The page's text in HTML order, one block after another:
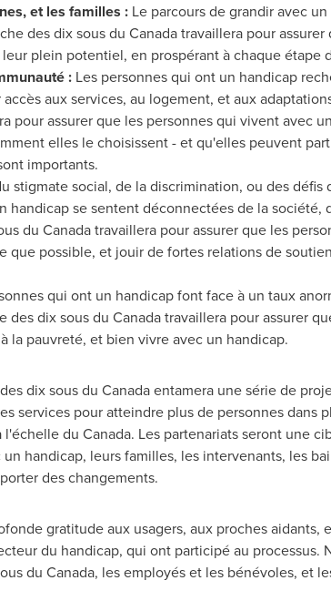
et les familles : Le parcours de grandir avec
des dix sous du Canadatravaillera pour assurer
plein potentiel, en prospérant à chaque étape
: Les personnes qui ont un handicap
aux services, au logement, et aux
pour assurer que les personnes qui vivent avec
elles le choisissent - et qu'elles peuvent
importants.
stigmate social, de la discrimination, ou des défis
handicap se sentent déconnectées de la société,
du Canadatravaillera pour assurer que les
que possible, et jouir de fortes relations de
qui ont un handicap font face à un taux
des dix sous du Canadatravaillera pour assurer
la pauvreté, et bien vivre avec un handicap.
dix sous du Canadaentamera une série de
services pour atteindre plus de personnes dans
l'échelle du Canada. Les partenariats seront une
handicap, leurs familles, les intervenants, les
des changements.
gratitude aux usagers, aux proches aidants,
du handicap, qui ont participé au processus.
du Canada, les employés et les bénévoles, et